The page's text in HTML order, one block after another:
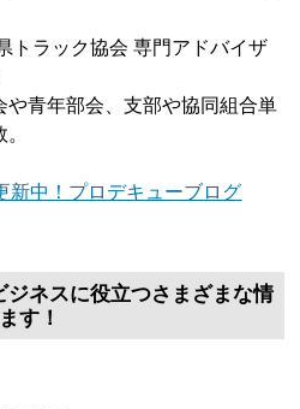
トラック協会 専門アドバイザ
や青年部会、支部や協同組合単
新中！プロデキューブログ
ネスに役立つさまざまな情
す！